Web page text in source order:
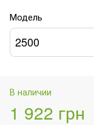
Модель
2500
В наличии
1 922 грн